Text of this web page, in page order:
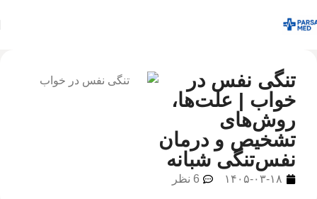
تنگی نفس در
خواب | علت‌ها،
روش‌های
تشخیص و درمان
نفس‌تنگی شبانه
۱۴۰۵-۰۳-۱۸ 6 نظر